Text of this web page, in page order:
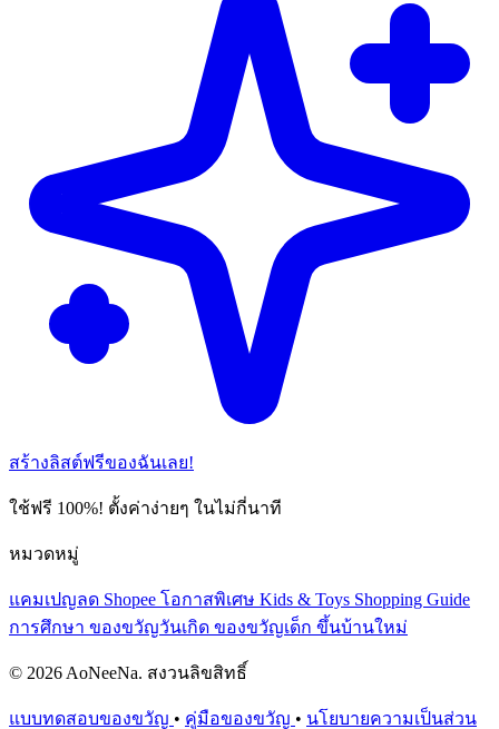
สร้างลิสต์ฟรีของฉันเลย!
ใช้ฟรี 100%! ตั้งค่าง่ายๆ ในไม่กี่นาที
หมวดหมู่
แคมเปญลด Shopee โอกาสพิเศษ Kids & Toys Shopping Guide
การศึกษา ของขวัญวันเกิด ของขวัญเด็ก ขึ้นบ้านใหม่
© 2026 AoNeeNa. สงวนลิขสิทธิ์
แบบทดสอบของขวัญ • คู่มือของขวัญ • นโยบายความเป็นส่วน